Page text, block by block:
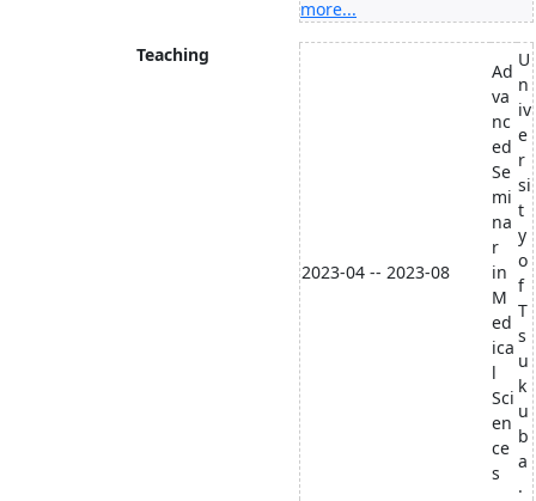
more...
Teaching
2023-04 -- 2023-08
Ad
va
nc
ed
Se
mi
na
r
in
M
ed
ica
l
Sci
en
ce
s
U
n
iv
e
r
si
t
y
o
f
T
s
u
k
u
b
a
.